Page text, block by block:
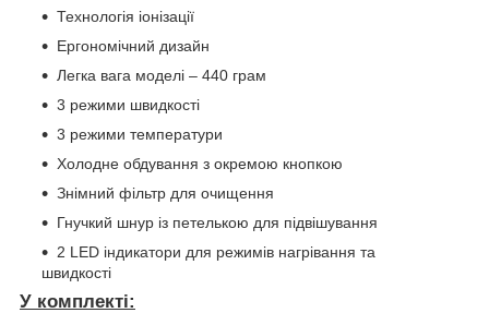
Технологія іонізації
Ергономічний дизайн
Легка вага моделі – 440 грам
3 режими швидкості
3 режими температури
Холодне обдування з окремою кнопкою
Знімний фільтр для очищення
Гнучкий шнур із петелькою для підвішування
2 LED індикатори для режимів нагрівання та
швидкості
У комплекті: